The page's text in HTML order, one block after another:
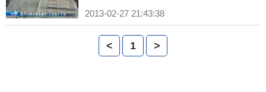
2013-02-27 21:43:38
< 1 >